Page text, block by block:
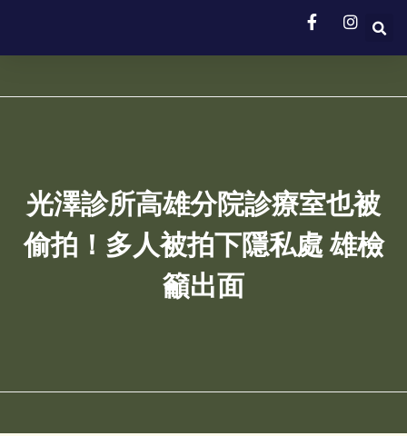
光澤診所高雄分院診療室也被
偷拍！多人被拍下隱私處 雄檢
籲出面